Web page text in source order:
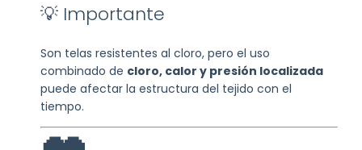
💡 Importante
Son telas resistentes al cloro, pero el uso
combinado de cloro, calor y presión localizada
puede afectar la estructura del tejido con el
tiempo.